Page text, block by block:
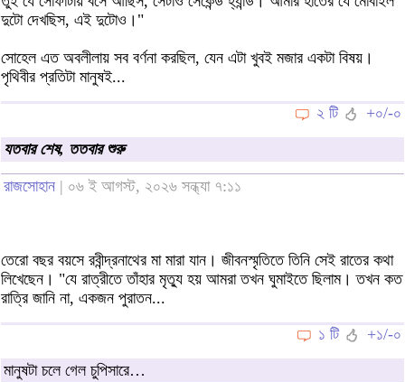
দুটো দেখছিস, এই দুটোও।"
সোহেল এত অবলীলায় সব বর্ণনা করছিল, যেন এটা খুবই মজার একটা বিষয়।
পৃথিবীর প্রতিটা মানুষই...
২ টি
+০/-০
যতবার শেষ, ততবার শুরু
রাজসোহান | ০৬ ই আগস্ট, ২০২৬ সন্ধ্যা ৭:১১
তেরো বছর বয়সে রবীন্দ্রনাথের মা মারা যান। জীবনস্মৃতিতে তিনি সেই রাতের কথা
লিখেছেন। "যে রাত্রীতে তাঁহার মৃত্যু হয় আমরা তখন ঘুমাইতে ছিলাম। তখন কত
রাত্রি জানি না, একজন পুরাতন...
১ টি
+১/-০
মানুষটা চলে গেল চুপিসারে…